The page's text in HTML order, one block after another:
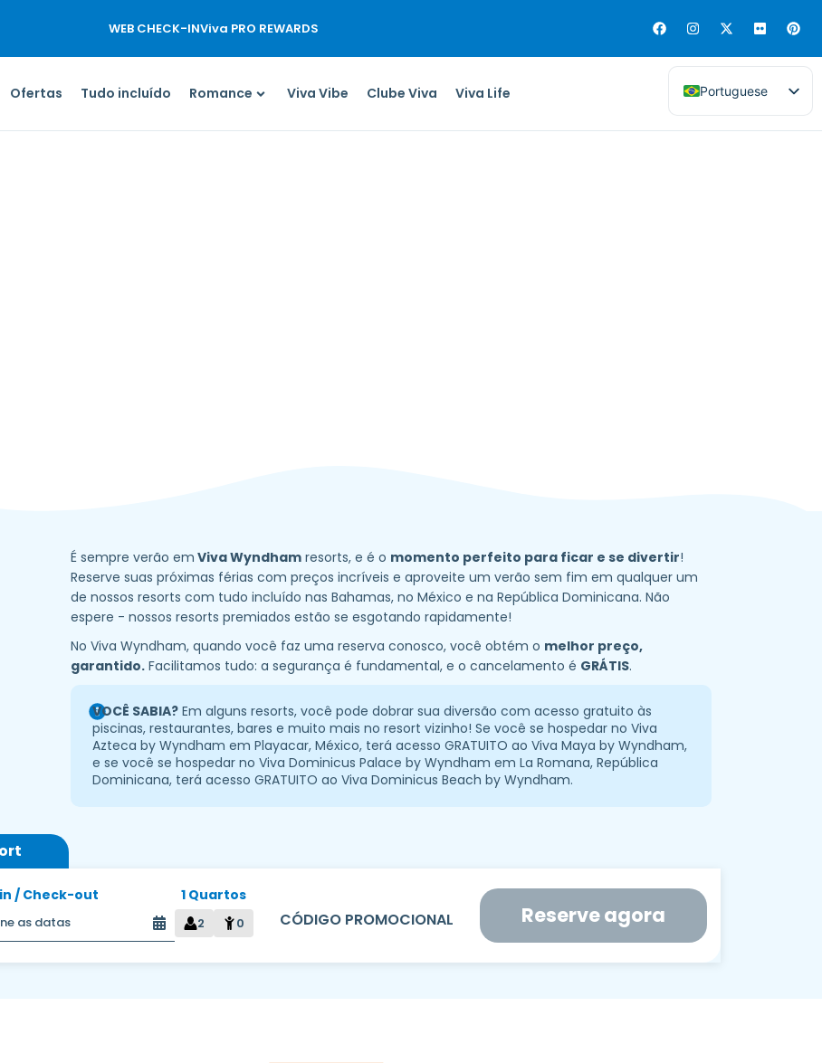
WEB CHECK-INViva PRO REWARDS
Ofertas Tudo incluído Romance Viva Vibe Clube Viva Viva Life Portuguese
É sempre verão em Viva Wyndham resorts, e é o momento perfeito para ficar e se divertir!
Reserve suas próximas férias com preços incríveis e aproveite um verão sem fim em qualquer um
de nossos resorts com tudo incluído nas Bahamas, no México e na República Dominicana. Não
espere - nossos resorts premiados estão se esgotando rapidamente!
No Viva Wyndham, quando você faz uma reserva conosco, você obtém o melhor preço,
garantido. Facilitamos tudo: a segurança é fundamental, e o cancelamento é GRÁTIS.
VOCÊ SABIA? Em alguns resorts, você pode dobrar sua diversão com acesso gratuito às
piscinas, restaurantes, bares e muito mais no resort vizinho! Se você se hospedar no Viva
Azteca by Wyndham em Playacar, México, terá acesso GRATUITO ao Viva Maya by Wyndham,
e se você se hospedar no Viva Dominicus Palace by Wyndham em La Romana, República
Dominicana, terá acesso GRATUITO ao Viva Dominicus Beach by Wyndham.
/ Check-out 1 Quartos
2 0 Reserve agora